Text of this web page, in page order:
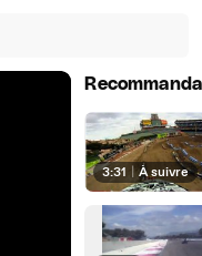
3:31 | À suivre